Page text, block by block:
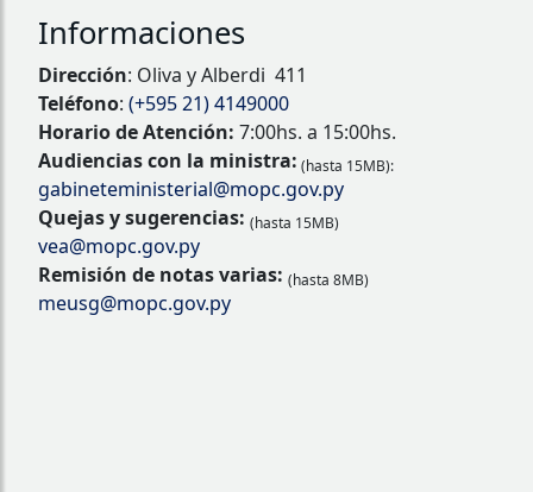
Informaciones
Dirección: Oliva y Alberdi 411
Teléfono: (+595 21) 4149000
Horario de Atención: 7:00hs. a 15:00hs.
Audiencias con la ministra: (hasta 15MB):
gabineteministerial@mopc.gov.py
Quejas y sugerencias: (hasta 15MB)
vea@mopc.gov.py
Remisión de notas varias: (hasta 8MB)
meusg@mopc.gov.py